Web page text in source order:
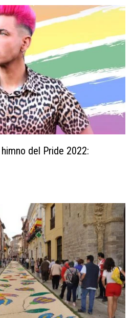
del Pride 2022: